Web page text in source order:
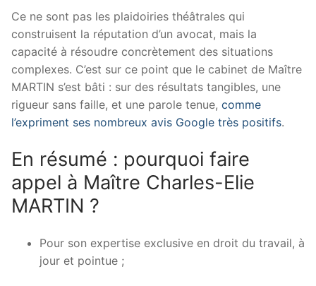
Ce ne sont pas les plaidoiries théâtrales qui
construisent la réputation d’un avocat, mais la
capacité à résoudre concrètement des situations
complexes. C’est sur ce point que le cabinet de Maître
MARTIN s’est bâti : sur des résultats tangibles, une
rigueur sans faille, et une parole tenue, comme
l’expriment ses nombreux avis Google très positifs.
En résumé : pourquoi faire
appel à Maître Charles-Elie
MARTIN ?
Pour son expertise exclusive en droit du travail, à
jour et pointue ;